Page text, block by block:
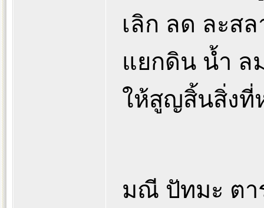
เลิก ลด ละส
แยกดิน น้ำ ล
ให้สูญสิ้นสิ่งที่
มณี ปัทมะ ตา